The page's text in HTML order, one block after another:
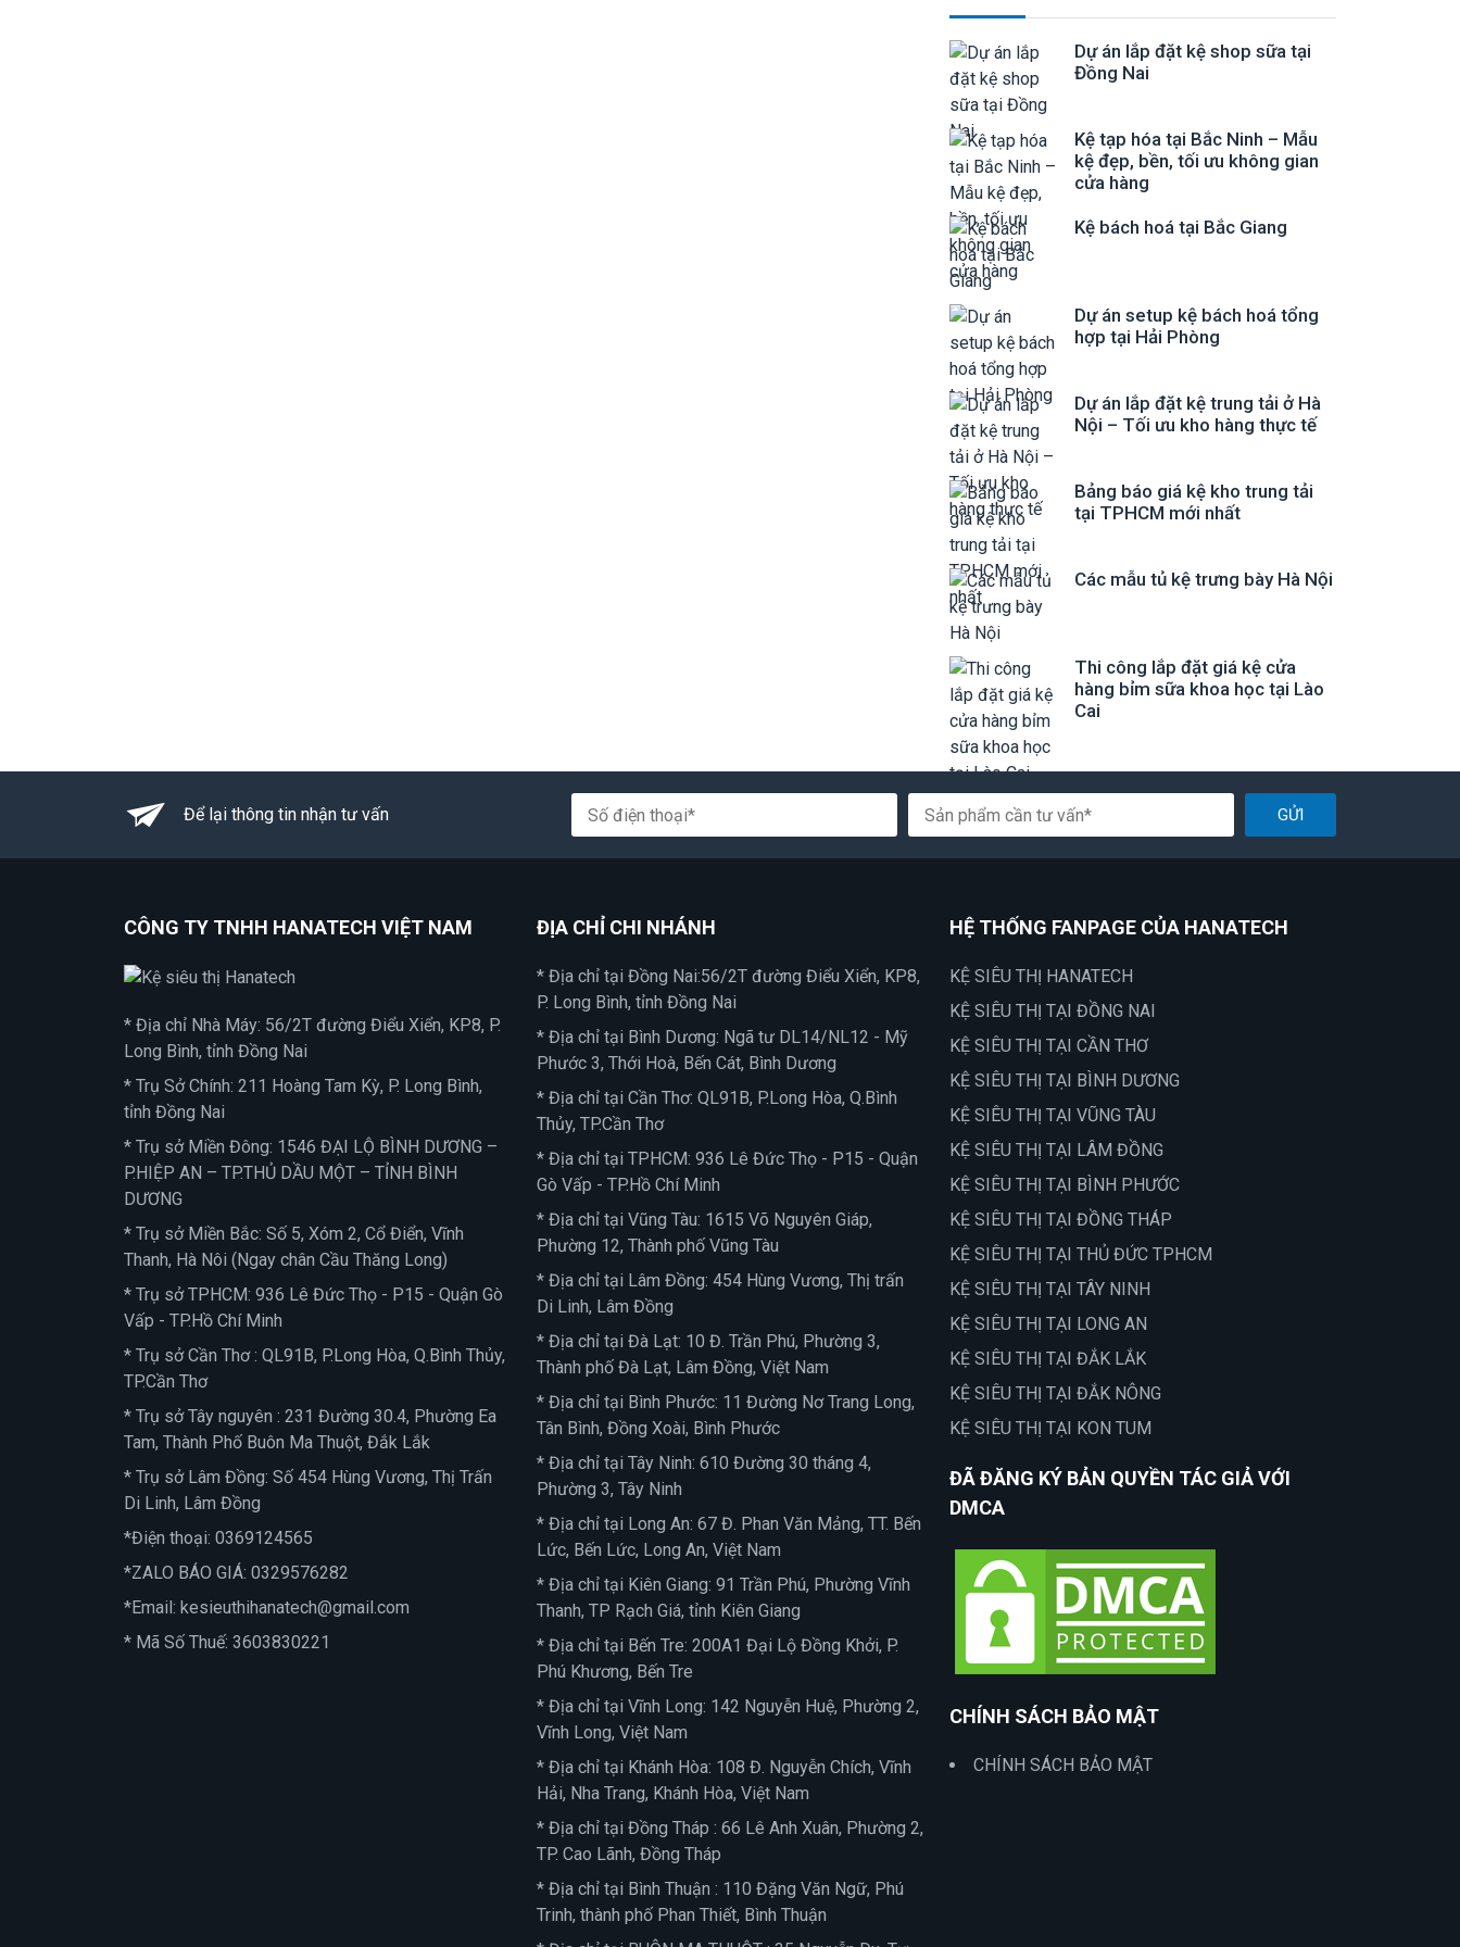
Dự án lắp đặt kệ shop sữa tại
Đồng Nai
Kệ tạp hóa tại Bắc Ninh – Mẫu
kệ đẹp, bền, tối ưu không gian
cửa hàng
Kệ bách hoá tại Bắc Giang
Dự án setup kệ bách hoá tổng
hợp tại Hải Phòng
Dự án lắp đặt kệ trung tải ở Hà
Nội – Tối ưu kho hàng thực tế
Bảng báo giá kệ kho trung tải
tại TPHCM mới nhất
Các mẫu tủ kệ trưng bày Hà Nội
Thi công lắp đặt giá kệ cửa
hàng bỉm sữa khoa học tại Lào
Cai
Để lại thông tin nhận tư vấn GỬI
CÔNG TY TNHH HANATECH VIỆT NAM
* Địa chỉ Nhà Máy: 56/2T đường Điểu Xiển, KP8, P.
Long Bình, tỉnh Đồng Nai
* Trụ Sở Chính: 211 Hoàng Tam Kỳ, P. Long Bình,
tỉnh Đồng Nai
* Trụ sở Miền Đông: 1546 ĐẠI LỘ BÌNH DƯƠNG –
P.HIỆP AN – TP.THỦ DẦU MỘT – TỈNH BÌNH
DƯƠNG
* Trụ sở Miền Bắc: Số 5, Xóm 2, Cổ Điển, Vĩnh
Thanh, Hà Nôi (Ngay chân Cầu Thăng Long)
* Trụ sở TPHCM: 936 Lê Đức Thọ - P15 - Quận Gò
Vấp - TP.Hồ Chí Minh
* Trụ sở Cần Thơ : QL91B, P.Long Hòa, Q.Bình Thủy,
TP.Cần Thơ
* Trụ sở Tây nguyên : 231 Đường 30.4, Phường Ea
Tam, Thành Phố Buôn Ma Thuột, Đắk Lắk
* Trụ sở Lâm Đồng: Số 454 Hùng Vương, Thị Trấn
Di Linh, Lâm Đồng
*Điện thoại: 0369124565
*ZALO BÁO GIÁ: 0329576282
*Email: kesieuthihanatech@gmail.com
* Mã Số Thuế: 3603830221
ĐỊA CHỈ CHI NHÁNH
* Địa chỉ tại Đồng Nai:56/2T đường Điểu Xiển, KP8,
P. Long Bình, tỉnh Đồng Nai
* Địa chỉ tại Bình Dương: Ngã tư DL14/NL12 - Mỹ
Phước 3, Thới Hoà, Bến Cát, Bình Dương
* Địa chỉ tại Cần Thơ: QL91B, P.Long Hòa, Q.Bình
Thủy, TP.Cần Thơ
* Địa chỉ tại TPHCM: 936 Lê Đức Thọ - P15 - Quận
Gò Vấp - TP.Hồ Chí Minh
* Địa chỉ tại Vũng Tàu: 1615 Võ Nguyên Giáp,
Phường 12, Thành phố Vũng Tàu
* Địa chỉ tại Lâm Đồng: 454 Hùng Vương, Thị trấn
Di Linh, Lâm Đồng
* Địa chỉ tại Đà Lạt: 10 Đ. Trần Phú, Phường 3,
Thành phố Đà Lạt, Lâm Đồng, Việt Nam
* Địa chỉ tại Bình Phước: 11 Đường Nơ Trang Long,
Tân Bình, Đồng Xoài, Bình Phước
* Địa chỉ tại Tây Ninh: 610 Đường 30 tháng 4,
Phường 3, Tây Ninh
* Địa chỉ tại Long An: 67 Đ. Phan Văn Mảng, TT. Bến
Lức, Bến Lức, Long An, Việt Nam
* Địa chỉ tại Kiên Giang: 91 Trần Phú, Phường Vĩnh
Thanh, TP Rạch Giá, tỉnh Kiên Giang
* Địa chỉ tại Bến Tre: 200A1 Đại Lộ Đồng Khởi, P.
Phú Khương, Bến Tre
* Địa chỉ tại Vĩnh Long: 142 Nguyễn Huệ, Phường 2,
Vĩnh Long, Việt Nam
* Địa chỉ tại Khánh Hòa: 108 Đ. Nguyễn Chích, Vĩnh
Hải, Nha Trang, Khánh Hòa, Việt Nam
* Địa chỉ tại Đồng Tháp : 66 Lê Anh Xuân, Phường 2,
TP. Cao Lãnh, Đồng Tháp
* Địa chỉ tại Bình Thuận : 110 Đặng Văn Ngữ, Phú
Trinh, thành phố Phan Thiết, Bình Thuận
HỆ THỐNG FANPAGE CỦA HANATECH
KỆ SIÊU THỊ HANATECH
KỆ SIÊU THỊ TẠI ĐỒNG NAI
KỆ SIÊU THỊ TẠI CẦN THƠ
KỆ SIÊU THỊ TẠI BÌNH DƯƠNG
KỆ SIÊU THỊ TẠI VŨNG TÀU
KỆ SIÊU THỊ TẠI LÂM ĐỒNG
KỆ SIÊU THỊ TẠI BÌNH PHƯỚC
KỆ SIÊU THỊ TẠI ĐỒNG THÁP
KỆ SIÊU THỊ TẠI THỦ ĐỨC TPHCM
KỆ SIÊU THỊ TẠI TÂY NINH
KỆ SIÊU THỊ TẠI LONG AN
KỆ SIÊU THỊ TẠI ĐẮK LẮK
KỆ SIÊU THỊ TẠI ĐẮK NÔNG
KỆ SIÊU THỊ TẠI KON TUM
ĐÃ ĐĂNG KÝ BẢN QUYỀN TÁC GIẢ VỚI
DMCA
CHÍNH SÁCH BẢO MẬT
CHÍNH SÁCH BẢO MẬT